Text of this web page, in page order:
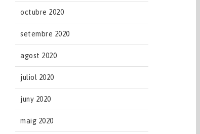
octubre 2020
setembre 2020
agost 2020
juliol 2020
juny 2020
maig 2020